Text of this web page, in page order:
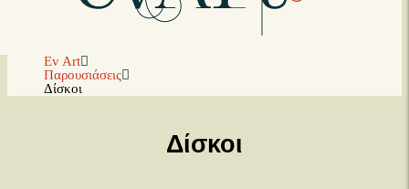
Ev Art
Παρουσιάσεις
Δίσκοι
Δίσκοι